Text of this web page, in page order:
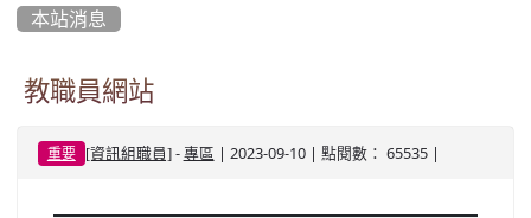
啟英高中-113學年全國學生家事類技
藝競賽榮獲1支金手獎3支優勝
第一
本站消息
教職員網站
重要 ​[資訊組職員]- 專區 | 2023-09-10 | 點閱數： 65535 |